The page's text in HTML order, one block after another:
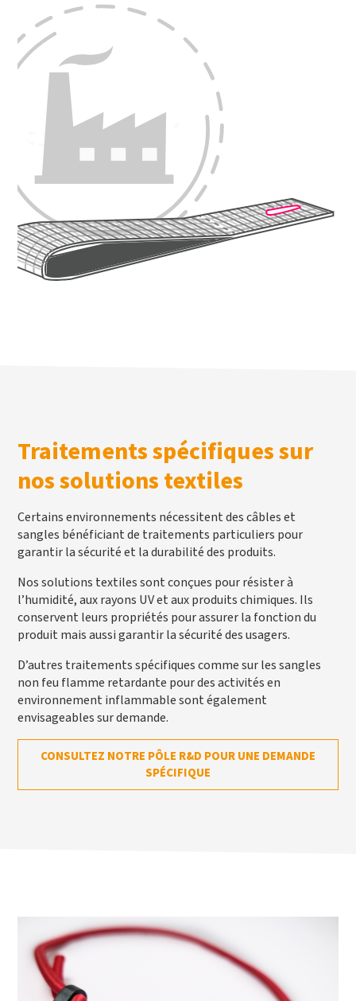
Traitements spécifiques sur
nos solutions textiles
Certains environnements nécessitent des câbles et
sangles bénéficiant de traitements particuliers pour
garantir la sécurité et la durabilité des produits.
Nos solutions textiles sont conçues pour résister à
l’humidité, aux rayons UV et aux produits chimiques. Ils
conservent leurs propriétés pour assurer la fonction du
produit mais aussi garantir la sécurité des usagers.
D’autres traitements spécifiques comme sur les sangles
non feu flamme retardante pour des activités en
environnement inflammable sont également
envisageables sur demande.
CONSULTEZ NOTRE PÔLE R&D POUR UNE DEMANDE
SPÉCIFIQUE